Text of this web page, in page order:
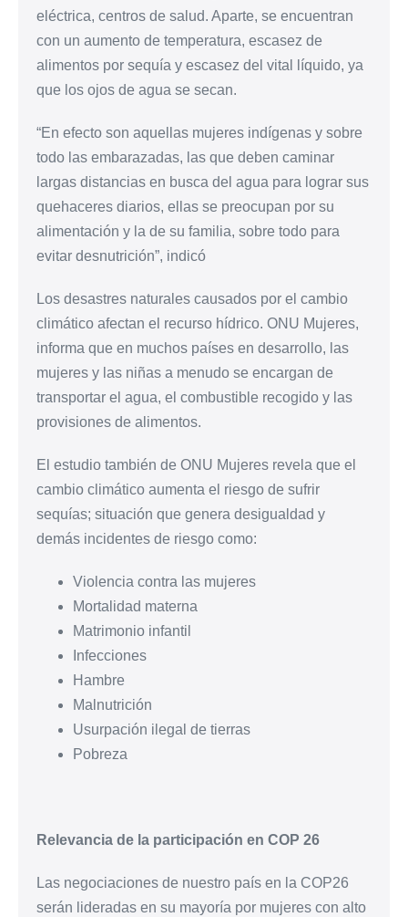
eléctrica, centros de salud. Aparte, se encuentran
con un aumento de temperatura, escasez de
alimentos por sequía y escasez del vital líquido, ya
que los ojos de agua se secan.
“En efecto son aquellas mujeres indígenas y sobre
todo las embarazadas, las que deben caminar
largas distancias en busca del agua para lograr sus
quehaceres diarios, ellas se preocupan por su
alimentación y la de su familia, sobre todo para
evitar desnutrición”, indicó
Los desastres naturales causados por el cambio
climático afectan el recurso hídrico. ONU Mujeres,
informa que en muchos países en desarrollo, las
mujeres y las niñas a menudo se encargan de
transportar el agua, el combustible recogido y las
provisiones de alimentos.
El estudio también de ONU Mujeres revela que el
cambio climático aumenta el riesgo de sufrir
sequías; situación que genera desigualdad y
demás incidentes de riesgo como:
Violencia contra las mujeres
Mortalidad materna
Matrimonio infantil
Infecciones
Hambre
Malnutrición
Usurpación ilegal de tierras
Pobreza
Relevancia de la participación en COP 26
Las negociaciones de nuestro país en la COP26
serán lideradas en su mayoría por mujeres con alto